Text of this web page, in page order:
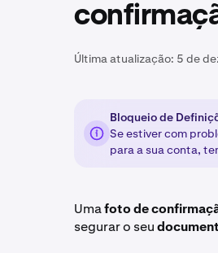
Última atualização: 5 de
Bloqueio de
Se estiver com
para a sua conta,
Umafoto de
segurar o seu